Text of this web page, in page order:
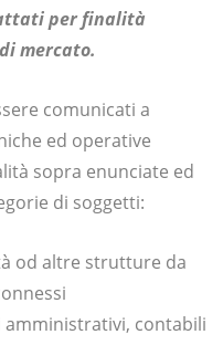
per finalità
mercato.
comunicati a
ed operative
sopra enunciate ed
di soggetti:
od altre strutture da
amministrativi, contabili